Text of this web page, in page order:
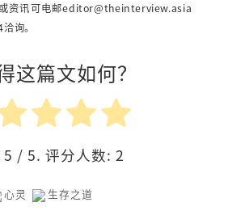
资讯可电邮editor@theinterview.asia
询。
这篇文如何？
5 / 5. 评分人数: 2
心灵 生存之道